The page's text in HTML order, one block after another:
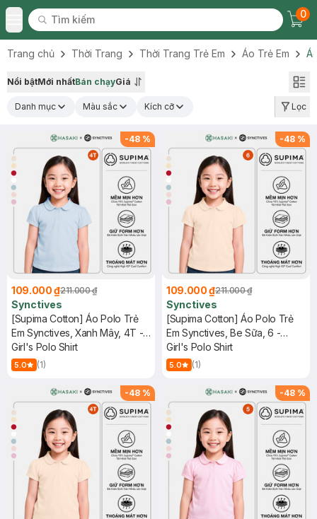
Toggle Menu
Tìm kiếm
Tìm kiếm
0
Trang chủ Thời Trang Thời Trang Trẻ Em Áo Trẻ Em
Nổi bậtMới nhấtBán chạyGiá
Danh mục Màu sắc Kích cỡ Lọc
-48 %
109.000 ₫211.000 ₫
Synctives
[Supima Cotton] Áo Polo Trẻ
Em Synctives, Xanh Mây, 4T -
CGPO01
Girl's Polo Shirt
5.0 (1)
-48 %
109.000 ₫211.000 ₫
Synctives
[Supima Cotton] Áo Polo Trẻ
Em Synctives, Be Sữa, 6 -
CGPO01
Girl's Polo Shirt
5.0 (1)
-48 % -48 %